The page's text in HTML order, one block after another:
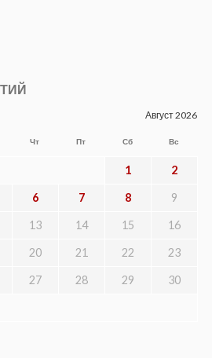
Август 2026
Чт Пт Сб Вс
1 2
6 7 8 9
13 14 15 16
20 21 22 23
27 28 29 30